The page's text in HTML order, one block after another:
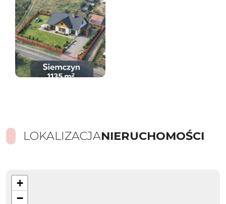
LOKALIZACJANIERUCHOMOŚCI
+
−